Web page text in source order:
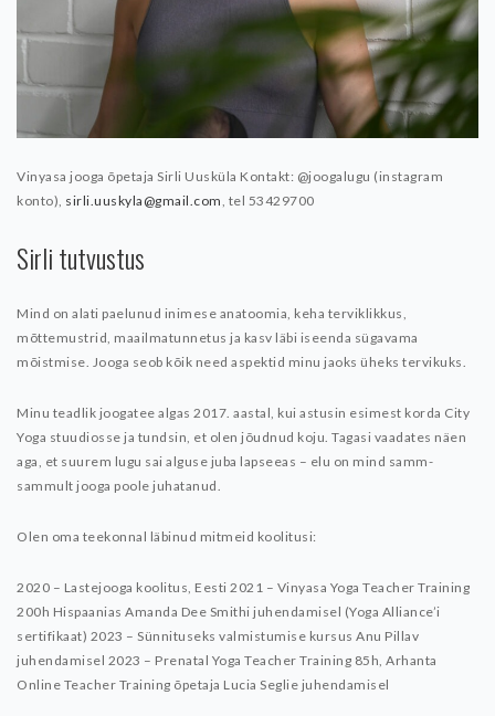
Vinyasa jooga õpetaja Sirli Uusküla Kontakt: @joogalugu (instagram
konto), sirli.uuskyla@gmail.com, tel 53429700
Sirli tutvustus
Mind on alati paelunud inimese anatoomia, keha terviklikkus,
mõttemustrid, maailmatunnetus ja kasv läbi iseenda sügavama
mõistmise. Jooga seob kõik need aspektid minu jaoks üheks tervikuks.
Minu teadlik joogatee algas 2017. aastal, kui astusin esimest korda City
Yoga stuudiosse ja tundsin, et olen jõudnud koju. Tagasi vaadates näen
aga, et suurem lugu sai alguse juba lapseeas – elu on mind samm-
sammult jooga poole juhatanud.
Olen oma teekonnal läbinud mitmeid koolitusi:
2020 – Lastejooga koolitus, Eesti 2021 – Vinyasa Yoga Teacher Training
200h Hispaanias Amanda Dee Smithi juhendamisel (Yoga Alliance’i
sertifikaat) 2023 – Sünnituseks valmistumise kursus Anu Pillav
juhendamisel 2023 – Prenatal Yoga Teacher Training 85h, Arhanta
Online Teacher Training õpetaja Lucia Seglie juhendamisel